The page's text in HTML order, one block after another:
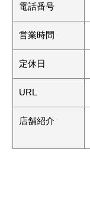
電話番号
営業時間
定休日
URL
店舗紹介